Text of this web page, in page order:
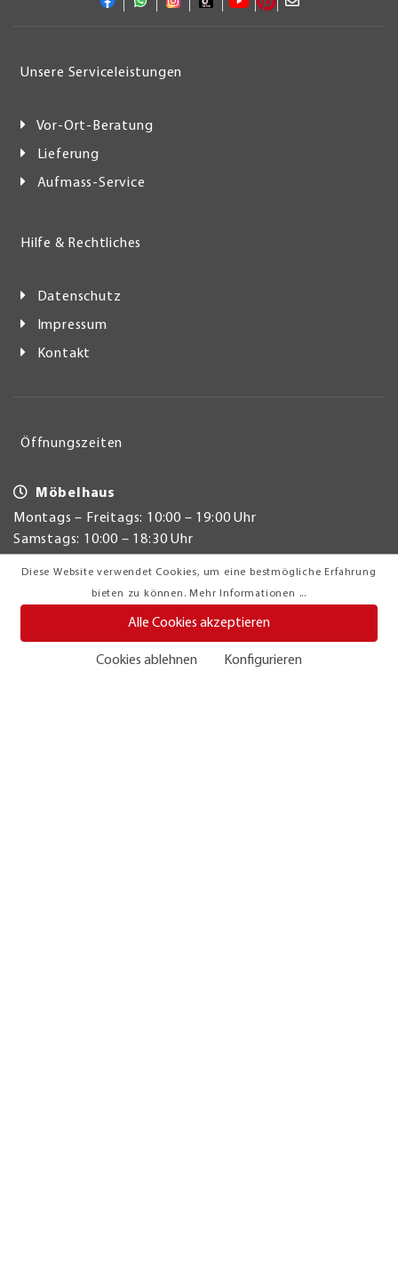
Diese Website verwendet Cookies, um eine bestmögliche Erfahrung
bieten zu können. Mehr Informationen ...
Alle Cookies akzeptieren
Cookies ablehnen Konfigurieren
Unsere Serviceleistungen
Vor-Ort-Beratung
Lieferung
Aufmass-Service
Hilfe & Rechtliches
Datenschutz
Impressum
Kontakt
Öffnungszeiten
Möbelhaus
Montags – Freitags: 10:00 – 19:00 Uhr
Samstags: 10:00 – 18:30 Uhr
Montags – Samstags: 09:00 – 17:00 Uhr